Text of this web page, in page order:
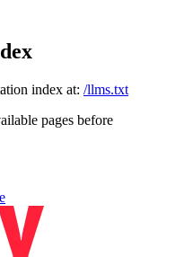
index at: /llms.txt
pages before